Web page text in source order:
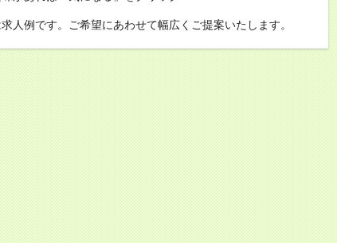
人例です。ご希望にあわせて幅広くご提案いたします。